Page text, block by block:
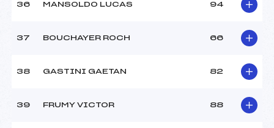
36 MANSOLDO LUCAS 94
37 BOUCHAYER ROCH 66
38 GASTINI GAETAN 82
39 FRUMY VICTOR 88